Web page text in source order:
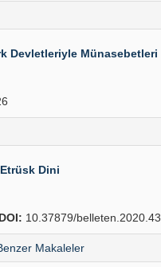
Devletleriyle Münasebetleri
Dini
DOI: 10.37879/belleten.2020.43
Makaleler